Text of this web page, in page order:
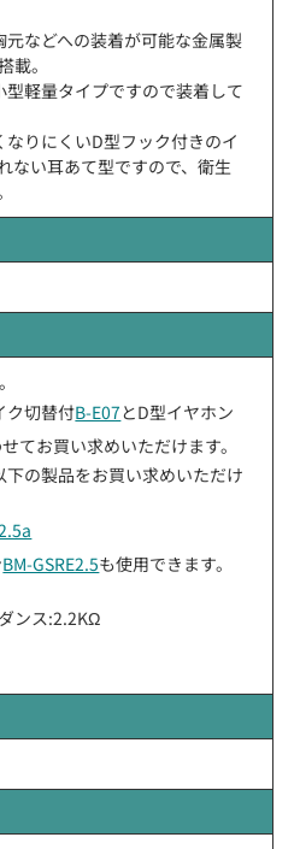
などへの装着が可能な金属製
載。
軽量タイプですので装着して
りにくいD型フック付きのイ
ない耳あて型ですので、衛生
ク切替付B-E07とD型イヤホン
てお買い求めいただけます。
の製品をお買い求めいただけ
BM-GSRE2.5も使用できます。
ンス:2.2KΩ